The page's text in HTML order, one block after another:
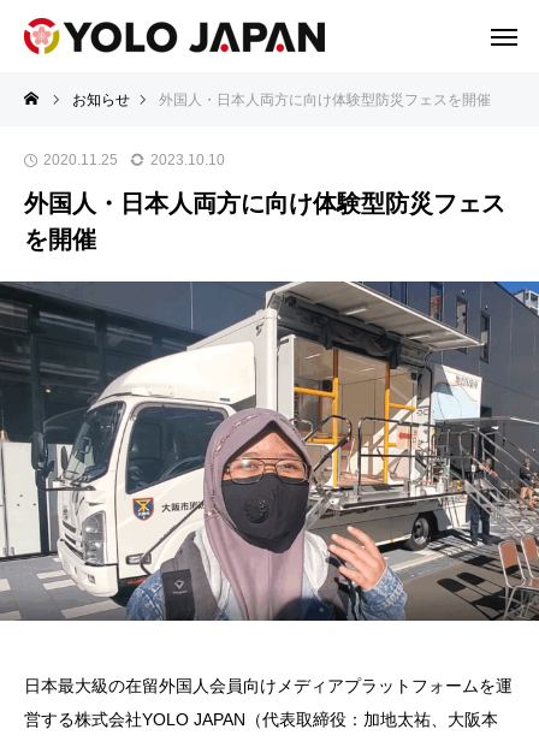
お知らせ 外国人・日本人両方に向け体験型防災フェスを開催
2020.11.25 2023.10.10
外国人・日本人両方に向け体験型防災フェス
を開催
日本最大級の在留外国人会員向けメディアプラットフォームを運
営する株式会社YOLO JAPAN（代表取締役：加地太祐、大阪本